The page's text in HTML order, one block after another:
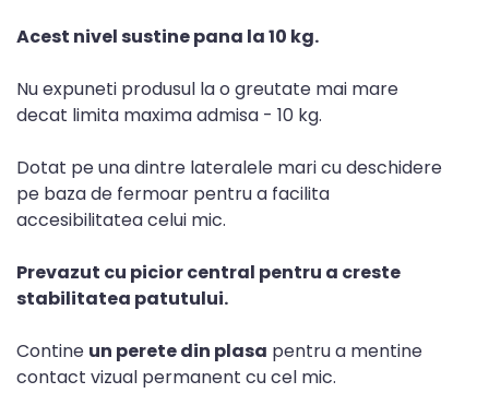
Acest nivel sustine pana la 10 kg.
Nu expuneti produsul la o greutate mai mare
decat limita maxima admisa - 10 kg.
Dotat pe una dintre lateralele mari cu deschidere
pe baza de fermoar pentru a facilita
accesibilitatea celui mic.
Prevazut cu picior central pentru a creste
stabilitatea patutului.
Contine un perete din plasa pentru a mentine
contact vizual permanent cu cel mic.